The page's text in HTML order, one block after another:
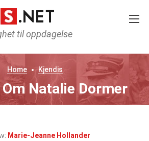
til oppdagelse
Home Kjendis
Natalie Dormer
Marie-Jeanne Hollander